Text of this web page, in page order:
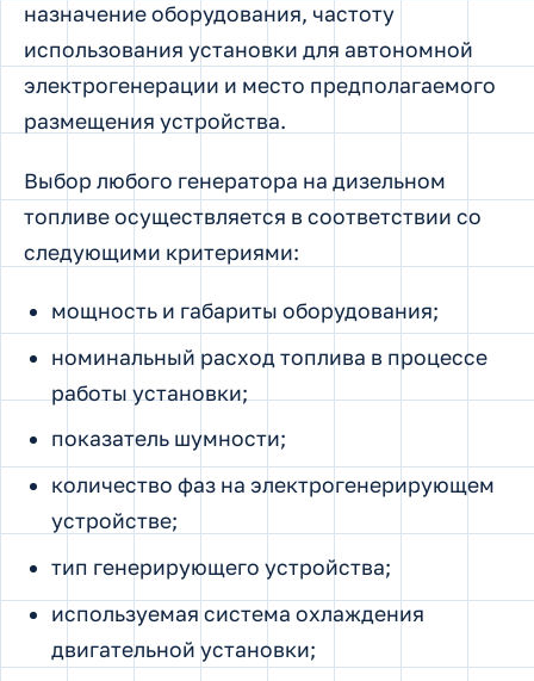
назначение оборудования, частоту
использования установки для автономной
электрогенерации и место предполагаемого
размещения устройства.
Выбор любого генератора на дизельном
топливе осуществляется в соответствии со
следующими критериями:
мощность и габариты оборудования;
номинальный расход топлива в процессе
работы установки;
показатель шумности;
количество фаз на электрогенерирующем
устройстве;
тип генерирующего устройства;
используемая система охлаждения
двигательной установки;